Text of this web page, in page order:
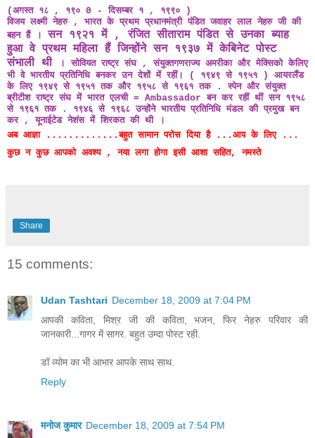
(अगस्त १८ , १९० 0 - दिसम्बर १ , १९९० )
विजय लक्ष्मी नेहरु , भारत के प्रथम प्रधानमंत्री पंडित जवाहर लाल नेहरु जी की
बहन हैं । सन १९२१ में,रंजित सीताराम पंडित से उनका ब्याह
हुआ वे प्रथम महिला हैं जिन्होंने सन १९३७ में केबिनेट पोस्ट
संभाली थी ।सोवियत राष्ट्र संघ,संयुक्तगणराज्य अमरीका और मेक्सिको केलिए
भी वे भारतीय प्रतिनिधि बनकर उन देशों में रहीं। ( १९४९ से १९५१ ) आयरलैंड
के लिए १९४९ से १९५१ तक और १९५८ से १९६१ तक .स्पेनऔर संयुक्त
ब्रीटीश राष्ट्र संघ में भारतएलची = Ambassador बन कर रहीं थींसन१९५८
से १९६१ तक . १९४६ से १९६८ उन्होंने भारतीय प्रतिनिधि मंडल की प्रमुख बन
कर , यूनाईटेड नेशंस में शिरकत की थी ।
अब आज्ञा .............बहुत सामान परोस दिया है ...आप के लिए ...
कुछ न कुछ आपको अवश्य , नया लगा होगा इसी आशा सहित, नमस्ते
Share
15 comments:
Udan Tashtari December 18, 2009 at 7:04 PM
आपकी कविता, मिश्र जी की कविता, भजन, फिर नेहरु परिवार की
जानकारी...गागर में सागर. बहुत उम्दा पोस्ट रही.
डॉ व्योम का भी आभार आपके साथ साथ.
Reply
मनोज कुमार December 18, 2009 at 7:54 PM